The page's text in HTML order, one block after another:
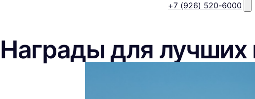
+7 (926) 520-6000
Награды для лучших